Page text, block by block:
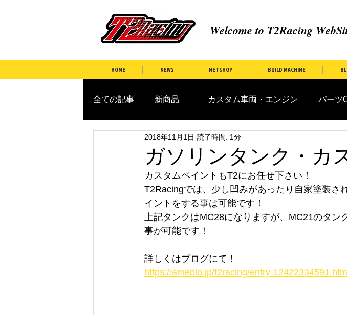
Welcome to T2Racing
HOME NEWS NETSHOP BUILD MACHINE
全ての記事 新商品 カスタム車両・エンジン パーツ
ガソリンタンク・カ
2018年11月1日 読了時間: 1分
カスタムペイントもT2にお任せ下さい！
T2Racingでは、少し凹みがあったり自家塗装さ
イントをする事は可能です！
上記タンクはMC28になりますが、MC21のタン
事が可能です！
詳しくはブログにて！
https://ameblo.jp/t2racing/entry-12422334591.html